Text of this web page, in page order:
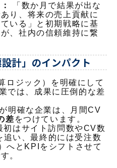
「数か月で結果が出な
り、将来の売上貢献に
いる」と初期戦略に基
、社内の信頼維持に繋
計」のインパクト
ロジック）を明確にして
では、成果に圧倒的な差
明確な企業は、月間CV
差 をつけています。
初はサイト訪問数やCV数
追い、最終的には受注数
へとKPIをシフトさせて
。